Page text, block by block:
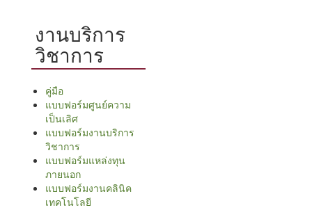
งานบริการ
วิชาการ
คู่มือ
แบบฟอร์มศูนย์ความ
เป็นเลิศ
แบบฟอร์มงานบริการ
วิชาการ
แบบฟอร์มแหล่งทุน
ภายนอก
แบบฟอร์มงานคลินิค
เทคโนโลยี